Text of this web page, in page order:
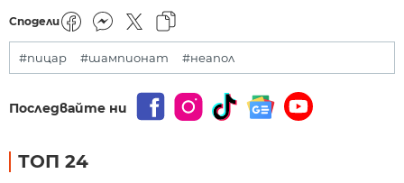
Сподели
#пицар #шампионат #неапол
Последвайте ни
ТОП 24